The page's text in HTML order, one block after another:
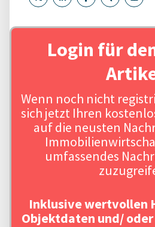
Login für
Wenn noch nicht
sich jetzt Ihren
auf die neusten
umfassendes
Inklusive wertvollen
Objektdaten und/